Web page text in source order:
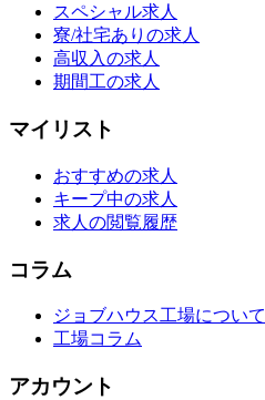
スペシャル求人
寮/社宅ありの求人
高収入の求人
期間工の求人
マイリスト
おすすめの求人
キープ中の求人
求人の閲覧履歴
コラム
ジョブハウス工場について
工場コラム
アカウント